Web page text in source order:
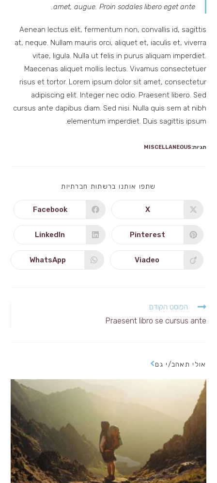
amet, augue. Proin sodales libero eget ante.
Aenean lectus elit, fermentum non, convallis id, sagittis
at, neque. Nullam mauris orci, aliquet et, iaculis et, viverra
vitae, ligula. Nulla ut felis in purus aliquam imperdiet.
Maecenas aliquet mollis lectus. Vivamus consectetuer
risus et tortor. Lorem ipsum dolor sit amet, consectetur
adipiscing elit. Integer nec odio. Praesent libero. Sed
cursus ante dapibus diam. Sed nisi. Nulla quis sem at nibh
elementum imperdiet. Duis sagittis ipsum.
תגיות:MISCELLANEOUS
שתפו אותנו ברשתות חברתיותSHARE
CONTENT
Opens
new
window
X
Opens
new
window
Facebook
Opens
new
window
Pinterest
Opens
new
window
LinkedIn
Opens
Viadeo
Opens
WhatsApp
לקרוא
נוספים
הפוסט הקודם
Praesent libro se cursus ante
אולי תאהב/י גם